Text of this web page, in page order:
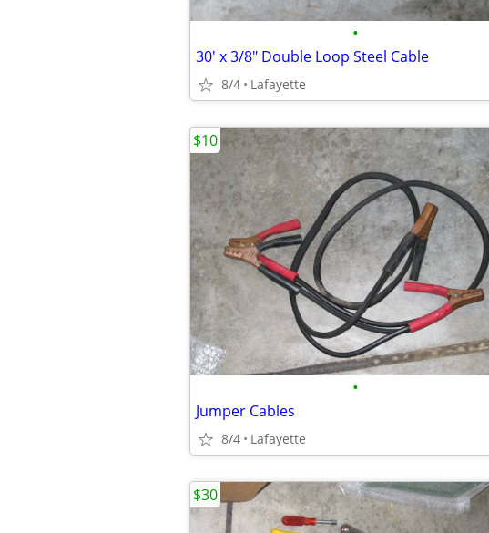
•
30' x 3/8" Double Loop Steel Cable
8/4 Lafayette
•
Jumper Cables
8/4 Lafayette
$10
$30